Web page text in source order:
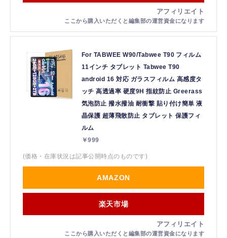
For TABWEE W90/Tabwee T90 フィルム
11インチ タブレット Tabwee T90
android 16 対応 ガラスフィルム 高感度タ
ッチ 高透過率 硬度9H 指紋防止 Greerass
気泡防止 撥水撥油 耐衝撃 貼り付け簡単 液
晶保護 超薄飛散防止 タブレット 保護フィ
ルム
￥999
(価格・在庫状況は記事公開時点のものです)
AMAZON
楽天市場